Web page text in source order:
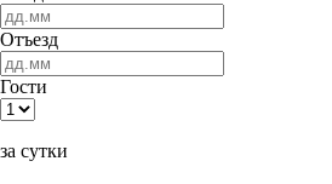
Отъезд
Гости
за сутки